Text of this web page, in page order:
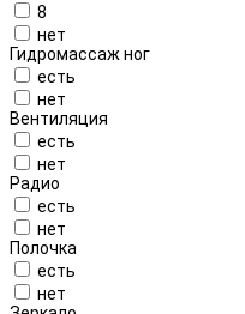
8
нет
Гидромассаж ног
есть
нет
Вентиляция
есть
нет
Радио
есть
нет
Полочка
есть
нет